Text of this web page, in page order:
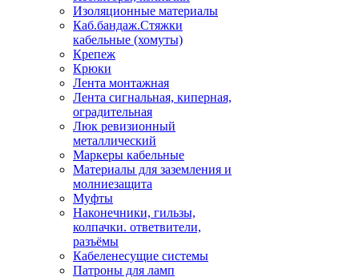
Изоляционные материалы
Каб.бандаж.Стяжки
кабельные (хомуты)
Крепеж
Крюки
Лента монтажная
Лента сигнальная, киперная,
оградительная
Люк ревизионный
металлический
Маркеры кабельные
Материалы для заземления и
молниезащита
Муфты
Наконечники, гильзы,
колпачки. ответвители,
разъёмы
Кабеленесущие системы
Патроны для ламп